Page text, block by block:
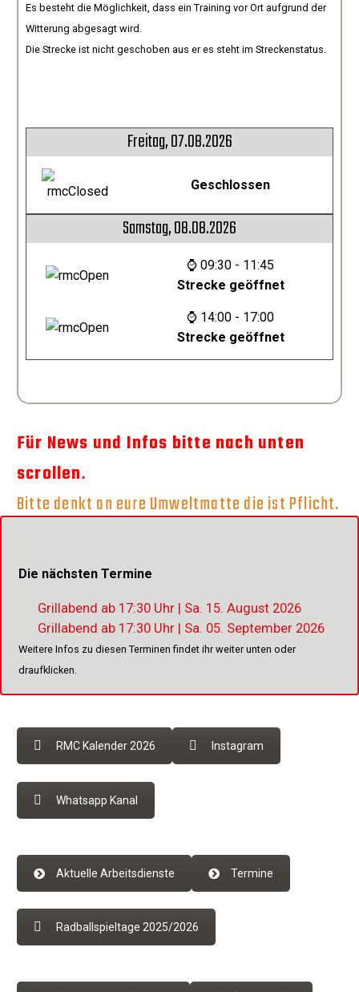
Es besteht die Möglichkeit, dass ein Training vor Ort aufgrund der
Witterung abgesagt wird.
Die Strecke ist nicht geschoben aus er es steht im Streckenstatus.
Freitag, 07.08.2026
Geschlossen
Samstag, 08.08.2026
⌚ 09:30 - 11:45
Strecke geöffnet
⌚ 14:00 - 17:00
Strecke geöffnet
Für News und Infos bitte nach unten
scrollen.
Bitte denkt an eure Umweltmatte die ist Pflicht.
Die nächsten Termine
Grillabend ab 17:30 Uhr | Sa. 15. August 2026
Grillabend ab 17:30 Uhr | Sa. 05. September 2026
Weitere Infos zu diesen Terminen findet ihr weiter unten oder
draufklicken.
RMC Kalender 2026 Instagram
Whatsapp Kanal
Aktuelle Arbeitsdienste Termine
Radballspieltage 2025/2026